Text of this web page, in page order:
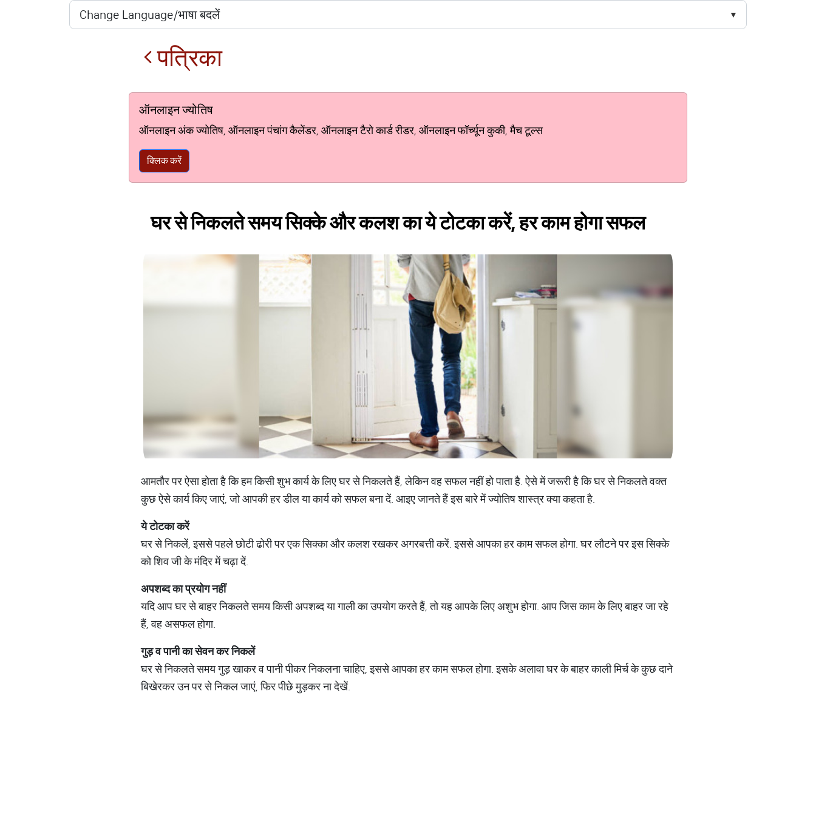
पत्रिका
ऑनलाइन ज्योतिष
ऑनलाइन अंक ज्योतिष, ऑनलाइन पंचांग कैलेंडर, ऑनलाइन टैरो कार्ड रीडर, ऑनलाइन फॉर्च्यून कुकी, मैच टूल्स
क्लिक करें
घर से निकलते समय सिक्के और कलश का ये टोटका करें, हर काम होगा सफल
आमतौर पर ऐसा होता है कि हम किसी शुभ कार्य के लिए घर से निकलते हैं, लेकिन वह सफल नहीं हो पाता है. ऐसे में जरूरी है कि घर से निकलते वक्त
कुछ ऐसे कार्य किए जाएं, जो आपकी हर डील या कार्य को सफल बना दें. आइए जानते हैं इस बारे में ज्योतिष शास्त्र क्या कहता है.
येटोटकाकरें
घर से निकलें, इससे पहले छोटी ढोरी पर एक सिक्का और कलश रखकर अगरबत्ती करें. इससे आपका हर काम सफल होगा. घर लौटने पर इस सिक्के
को शिव जी के मंदिर में चढ़ा दें.
अपशब्दकाप्रयोगनहीं
यदि आप घर से बाहर निकलते समय किसी अपशब्द या गाली का उपयोग करते हैं, तो यह आपके लिए अशुभ होगा. आप जिस काम के लिए बाहर जा रहे
हैं, वह असफल होगा.
गुड़वपानीकासेवनकरनिकलें
घर से निकलते समय गुड़ खाकर व पानी पीकर निकलना चाहिए, इससे आपका हर काम सफल होगा. इसके अलावा घर के बाहर काली मिर्च के कुछ दाने
बिखेरकर उन पर से निकल जाएं, फिर पीछे मुड़कर ना देखें.